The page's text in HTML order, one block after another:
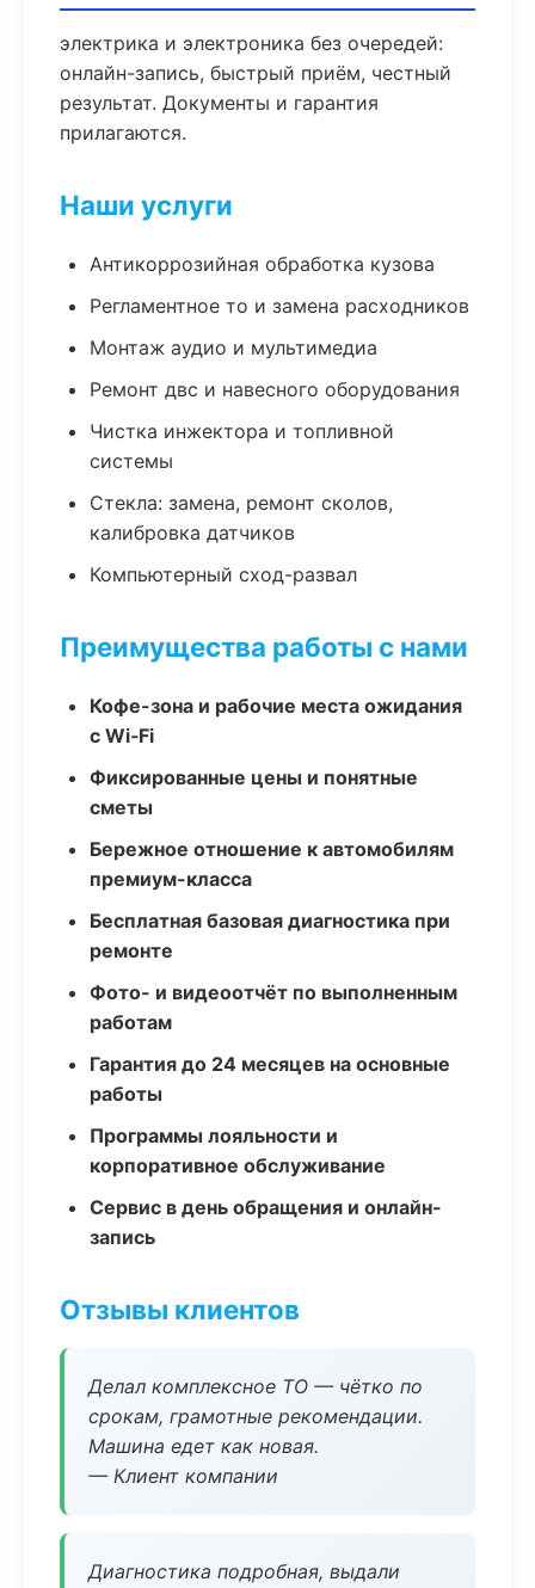
электрика и электроника без очередей:
онлайн-запись, быстрый приём, честный
результат. Документы и гарантия
прилагаются.
Наши услуги
Антикоррозийная обработка кузова
Регламентное то и замена расходников
Монтаж аудио и мультимедиа
Ремонт двс и навесного оборудования
Чистка инжектора и топливной
системы
Стекла: замена, ремонт сколов,
калибровка датчиков
Компьютерный сход-развал
Преимущества работы с нами
Кофе-зона и рабочие места ожидания
с Wi‑Fi
Фиксированные цены и понятные
сметы
Бережное отношение к автомобилям
премиум-класса
Бесплатная базовая диагностика при
ремонте
Фото- и видеоотчёт по выполненным
работам
Гарантия до 24 месяцев на основные
работы
Программы лояльности и
корпоративное обслуживание
Сервис в день обращения и онлайн-
запись
Отзывы клиентов
Делал комплексное ТО — чётко по
срокам, грамотные рекомендации.
Машина едет как новая.
— Клиент компании
Диагностика подробная, выдали